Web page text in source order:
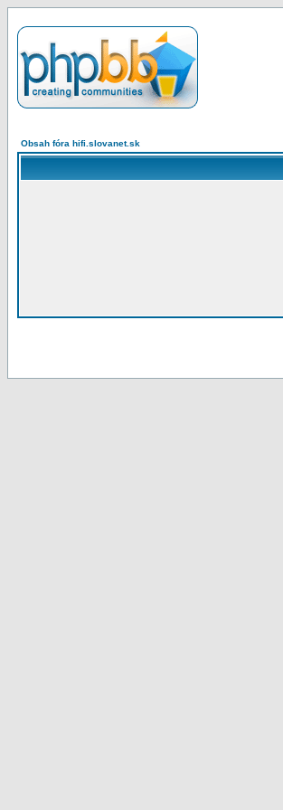
Obsah fóra hifi.slovanet.sk